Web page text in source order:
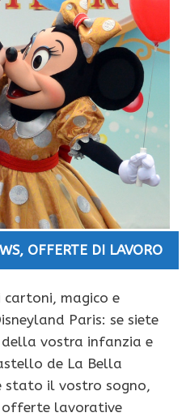
, OFFERTE DI LAVORO
cartoni, magico e
Paris: se siete
vostra infanzia e
de La Bella
stato il vostro sogno,
offerte lavorative